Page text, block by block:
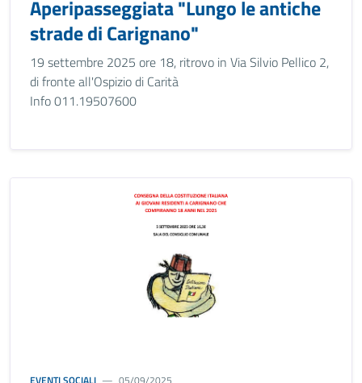
Aperipasseggiata "Lungo le antiche
strade di Carignano"
19 settembre 2025 ore 18, ritrovo in Via Silvio Pellico 2,
di fronte all'Ospizio di Carità
Info 011.19507600